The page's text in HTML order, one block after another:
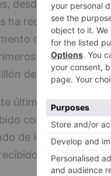
desde el 1 de
ha recibido cerca
del 20 por
nueve meses
de personas.
último mes de
con respecto al
de los 77.000 que
la ciudad